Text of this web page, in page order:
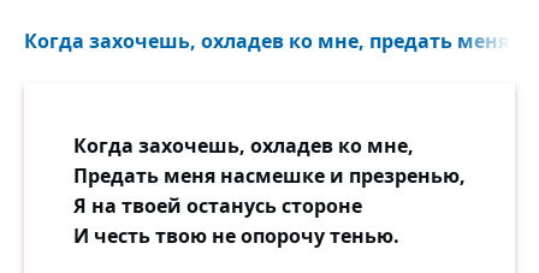
Когда захочешь, охладев ко мне, предать меня
Когда захочешь, охладев ко мне,
Предать меня насмешке и презренью,
Я на твоей останусь стороне
И честь твою не опорочу тенью.